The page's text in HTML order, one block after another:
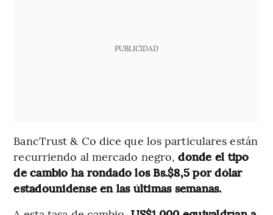
PUBLICIDAD
BancTrust & Co dice que los particulares están
recurriendo al mercado negro,donde el tipo
de cambio ha rondado los Bs.$8,5 por dólar
estadounidense en las últimas semanas.